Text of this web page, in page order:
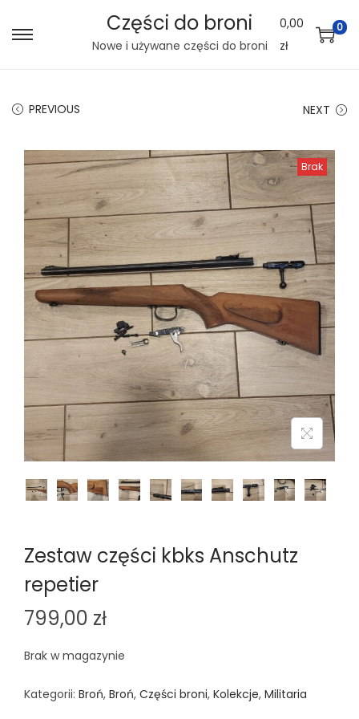
S
o
n
a
v
g
a
t
i
o
n
S
o
c
o
n
e
n
t
Części do broni
Nowe i używane części do broni
0,00
zł
0
PREVIOUS NEXT
Brak
Zestaw części kbks Anschutz
repetier
799,00 zł
Brak w magazynie
Kategorii: Broń, Broń, Części broni, Kolekcje, Militaria